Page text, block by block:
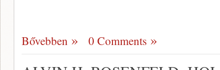
Bővebben 0 Comments